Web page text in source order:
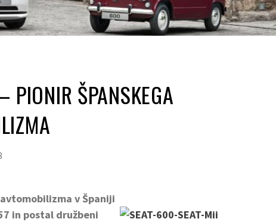
PIONIR ŠPANSKEGA
v Španiji
in postal družbeni